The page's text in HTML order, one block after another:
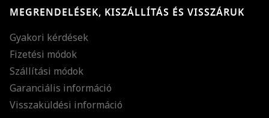
MEGRENDELÉSEK, KISZÁLLÍTÁS ÉS VISSZÁRUK
Gyakori kérdések
Fizetési módok
Szállítási módok
Garanciális információ
Visszaküldési információ